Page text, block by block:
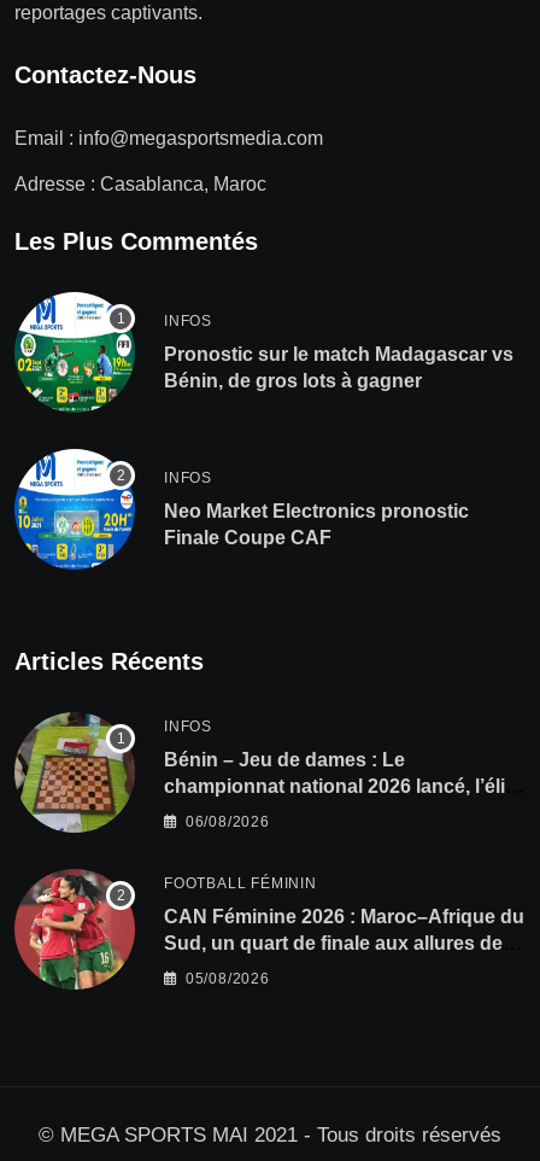
reportages captivants.
Contactez-Nous
Email : info@megasportsmedia.com
Adresse : Casablanca, Maroc
Les Plus Commentés
INFOS
Pronostic sur le match Madagascar vs
Bénin, de gros lots à gagner
INFOS
Neo Market Electronics pronostic
Finale Coupe CAF
Articles Récents
INFOS
Bénin – Jeu de dames : Le
championnat national 2026 lancé, l’élite
du damier à la conquête du sacre
06/08/2026
FOOTBALL FÉMININ
CAN Féminine 2026 : Maroc–Afrique du
Sud, un quart de finale aux allures de
finale
05/08/2026
© MEGA SPORTS MAI 2021 - Tous droits réservés